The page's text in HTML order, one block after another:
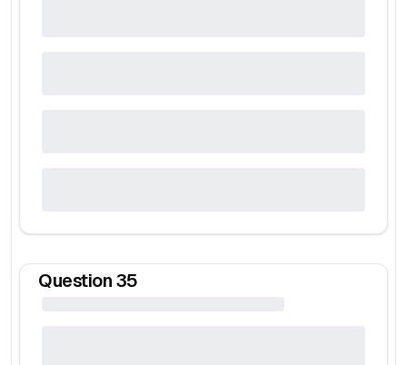
Question 35